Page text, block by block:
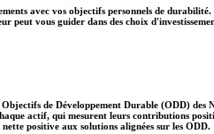
avec vos objectifs personnels de
peut vous guider dans des choix
de Développement Durable (ODD)
actif, qui mesurent leurs contributions
positive aux solutions alignées sur les ODD.